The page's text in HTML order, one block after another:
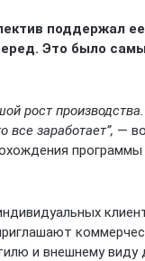
поддержал
Это было
рост
заработает”, —
и внешнему виду